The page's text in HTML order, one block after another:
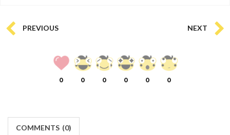
PREVIOUS NEXT
0 0 0 0 0 0
COMMENTS (0)